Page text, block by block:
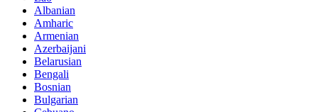
Albanian
Amharic
Armenian
Azerbaijani
Belarusian
Bengali
Bosnian
Bulgarian